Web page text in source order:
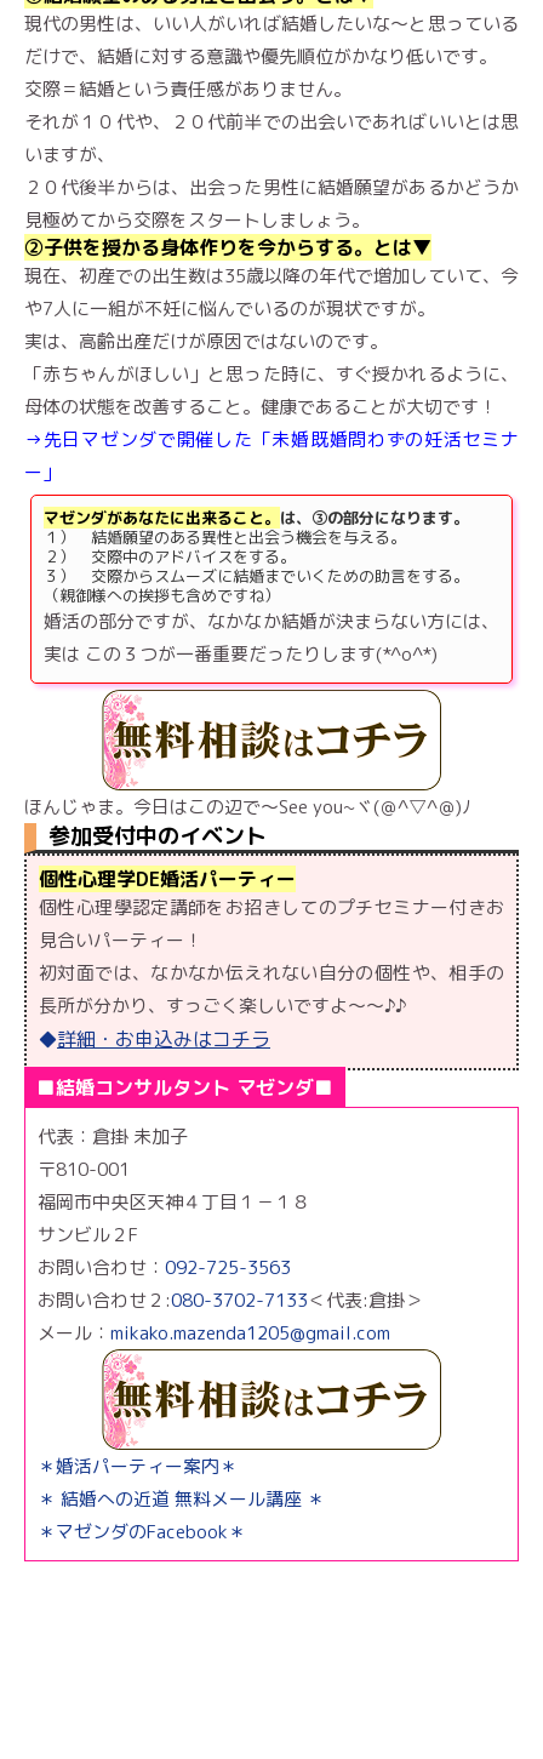
現代の男性は、いい人がいれば結婚したいな〜と思っている
だけで、結婚に対する意識や優先順位がかなり低いです。
交際＝結婚という責任感がありません。
それが１０代や、２０代前半での出会いであればいいとは思
いますが、
２０代後半からは、出会った男性に結婚願望があるかどうか
見極めてから交際をスタートしましょう。
②子供を授かる身体作りを今からする。とは▼
現在、初産での出生数は35歳以降の年代で増加していて、今
や7人に一組が不妊に悩んでいるのが現状ですが。
実は、高齢出産だけが原因ではないのです。
「赤ちゃんがほしい」と思った時に、すぐ授かれるように、
母体の状態を改善すること。健康であることが大切です！
→先日マゼンダで開催した「未婚既婚問わずの妊活セミナ
ー」
マゼンダがあなたに出来ること。 は、③の部分になります。
１） 結婚願望のある異性と出会う機会を与える。
２） 交際中のアドバイスをする。
３） 交際からスムーズに結婚までいくための助言をする。
（親御様への挨拶も含めですね）
婚活の部分ですが、なかなか結婚が決まらない方には、
実は この３つが一番重要だったりします(*^o^*)
ほんじゃま。今日はこの辺で～See you~ヾ(＠^▽^＠)ﾉ
参加受付中のイベント
個性心理学DE婚活パーティー
個性心理學認定講師をお招きしてのプチセミナー付きお
見合いパーティー！
初対面では、なかなか伝えれない自分の個性や、相手の
長所が分かり、すっごく楽しいですよ〜〜♪♪
◆詳細・お申込みはコチラ
■結婚コンサルタント マゼンダ■
代表：倉掛 未加子
〒810-001
福岡市中央区天神４丁目１－１８
サンビル２F
お問い合わせ： 092-725-3563
お問い合わせ２:080-3702-7133＜代表:倉掛＞
メール： mikako.mazenda1205@gmail.com
＊婚活パーティー案内＊
＊ 結婚への近道 無料メール講座 ＊
＊マゼンダのFacebook＊